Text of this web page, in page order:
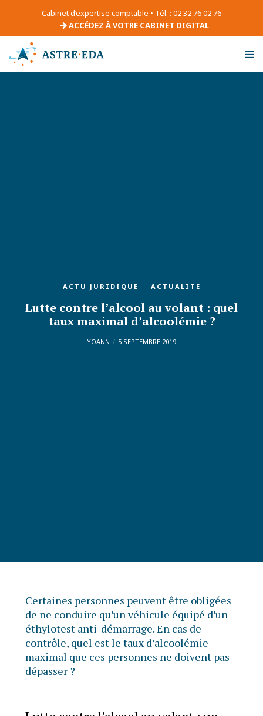
Cabinet d’expertise comptable • Tél. : 02 32 76 02 76
ACCÉDEZ À VOTRE CABINET DIGITAL
ACTU JURIDIQUE ACTUALITE
Lutte contre l’alcool au volant : quel
taux maximal d’alcoolémie ?
YOANN 5 SEPTEMBRE 2019
Certaines personnes peuvent être obligées
de ne conduire qu’un véhicule équipé d’un
éthylotest anti-démarrage. En cas de
contrôle, quel est le taux d’alcoolémie
maximal que ces personnes ne doivent pas
dépasser ?